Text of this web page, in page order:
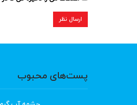
پست‌های محبوب